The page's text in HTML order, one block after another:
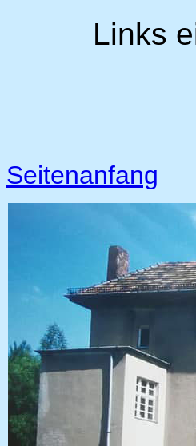
Links
Seitenanfang